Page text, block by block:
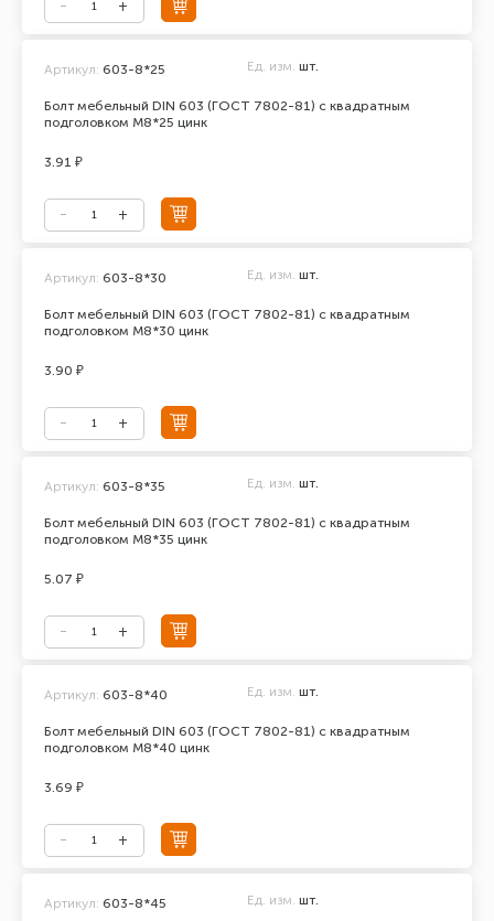
Болт мебельный DIN 603 (ГОСТ 7802-81) с квадратным
подголовком М8*25 цинк
Артикул: 603-8*25 Ед. изм. шт.
3.91 ₽
Болт мебельный DIN 603 (ГОСТ 7802-81) с квадратным
подголовком М8*30 цинк
Артикул: 603-8*30 Ед. изм. шт.
3.90 ₽
Болт мебельный DIN 603 (ГОСТ 7802-81) с квадратным
подголовком М8*35 цинк
Артикул: 603-8*35 Ед. изм. шт.
5.07 ₽
Болт мебельный DIN 603 (ГОСТ 7802-81) с квадратным
подголовком М8*40 цинк
Артикул: 603-8*40 Ед. изм. шт.
3.69 ₽
Артикул: 603-8*45 Ед. изм. шт.